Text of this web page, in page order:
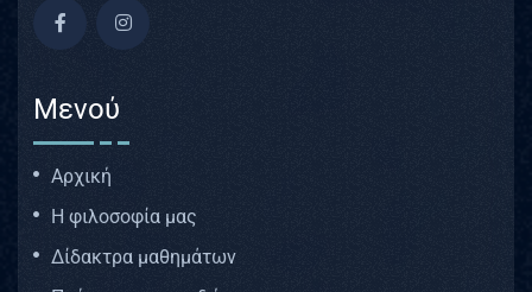
Μενού
Αρχική
Η φιλοσοφία μας
Δίδακτρα μαθημάτων